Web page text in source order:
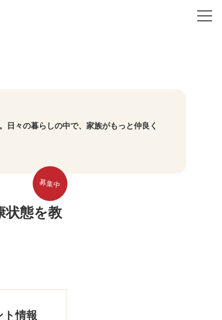
日々の暮らしの中で、家族がもっと仲良く
募集中
状態を教
ト情報
t
o